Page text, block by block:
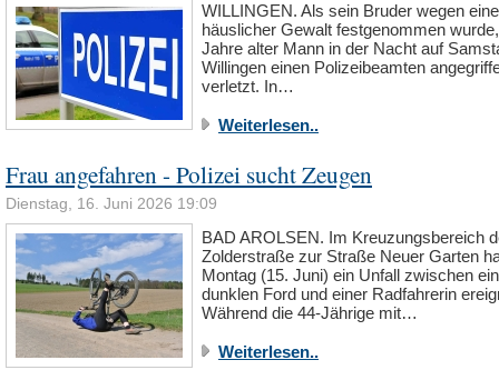
WILLINGEN. Als sein Bruder wegen
häuslicher Gewalt festgenommen
Jahre alter Mann in der Nacht auf
Willingen einen Polizeibeamten
verletzt. In…
Weiterlesen..
Frau angefahren - Polizei sucht Zeugen
Dienstag, 16. Juni 2026 19:09
BAD AROLSEN. Im Kreuzungsbereich
Zolderstraße zur Straße Neuer Garten
Montag (15. Juni) ein Unfall zwischen
dunklen Ford und einer Radfahrerin
Während die 44-Jährige mit…
Weiterlesen..